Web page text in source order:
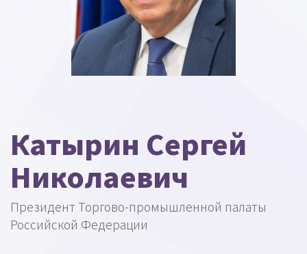
Катырин Сергей
Николаевич
Президент Торгово-промышленной палаты
Российской Федерации